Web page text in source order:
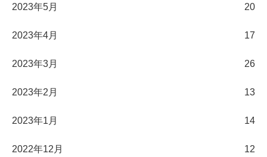
2023年5月 20
2023年4月 17
2023年3月 26
2023年2月 13
2023年1月 14
2022年12月 12